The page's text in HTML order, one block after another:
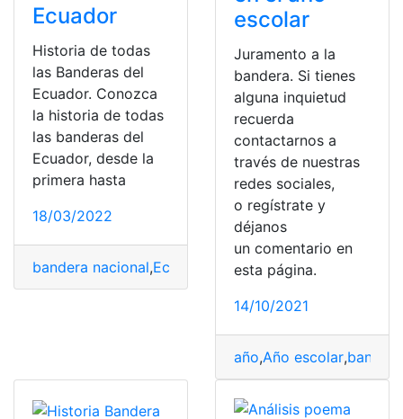
Ecuador
Historia de todas
las Banderas del
Ecuador. Conozca
la historia de todas
las banderas del
Ecuador, desde la
primera hasta
18/03/2022
bandera nacional,Ecuador evolución,Herramientas
escolar
Juramento a la
bandera. Si tienes
alguna inquietud
recuerda
contactarnos a
través de nuestras
redes sociales,
o regístrate y
déjanos
un comentario en
esta página.
14/10/2021
año,Año escolar,